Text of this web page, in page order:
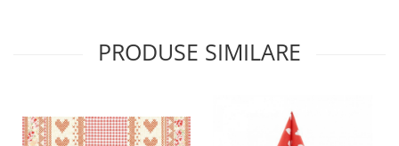
PRODUSE SIMILARE